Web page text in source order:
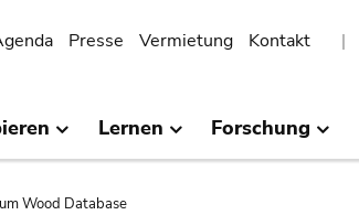
Presse Vermietung Kontakt
Lernen Forschung
Wood Database